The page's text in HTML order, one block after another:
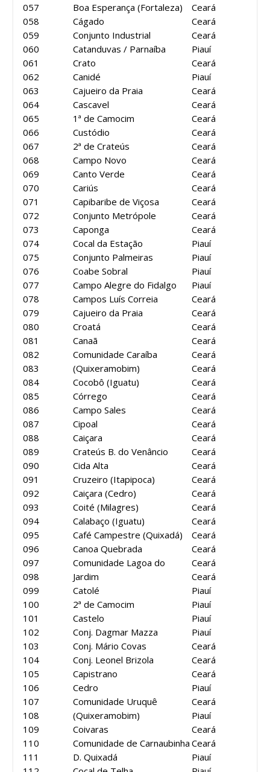
057
058
059
060
061
062
063
064
065
066
067
068
069
070
071
072
073
074
075
076
077
078
079
080
081
082
083
084
085
086
087
088
089
090
091
092
093
094
095
096
097
098
099
100
101
102
103
104
105
106
107
108
109
110
111
Boa Esperança (Fortaleza)
Cágado
Conjunto Industrial
Catanduvas / Parnaíba
Crato
Canidé
Cajueiro da Praia
Cascavel
1ª de Camocim
Custódio
2ª de Crateús
Campo Novo
Canto Verde
Cariús
Capibaribe de Viçosa
Conjunto Metrópole
Caponga
Cocal da Estação
Conjunto Palmeiras
Coabe Sobral
Campo Alegre do Fidalgo
Campos Luís Correia
Cajueiro da Praia
Croatá
Canaã
Comunidade Caraíba
(Quixeramobim)
Cocobô (Iguatu)
Córrego
Campo Sales
Cipoal
Caiçara
Crateús B. do Venâncio
Cida Alta
Cruzeiro (Itapipoca)
Caiçara (Cedro)
Coité (Milagres)
Calabaço (Iguatu)
Café Campestre (Quixadá)
Canoa Quebrada
Comunidade Lagoa do
Jardim
Catolé
2ª de Camocim
Castelo
Conj. Dagmar Mazza
Conj. Mário Covas
Conj. Leonel Brizola
Capistrano
Cedro
Comunidade Uruquê
(Quixeramobim)
Coivaras
Comunidade de Carnaubinha
D. Quixadá
Ceará
Ceará
Ceará
Piauí
Ceará
Piauí
Ceará
Ceará
Ceará
Ceará
Ceará
Ceará
Ceará
Ceará
Ceará
Ceará
Ceará
Piauí
Piauí
Piauí
Piauí
Ceará
Ceará
Ceará
Ceará
Ceará
Ceará
Ceará
Ceará
Ceará
Ceará
Ceará
Ceará
Ceará
Ceará
Ceará
Ceará
Ceará
Ceará
Ceará
Ceará
Ceará
Piauí
Piauí
Piauí
Piauí
Ceará
Ceará
Ceará
Piauí
Ceará
Piauí
Ceará
Ceará
Piauí